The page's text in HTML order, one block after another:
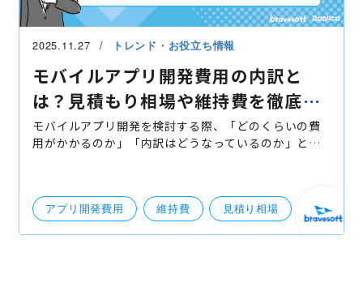
2025.11.27 トレンド・お役立ち情報
モバイルアプリ開発費用の内訳と
は？見積もり相場や維持費を徹底解
説
モバイルアプリ開発を検討する際、「どのくらいの費
用がかかるのか」「内訳はどうなっているのか」とい
リース
アプリ開発費用 維持費 見積り相場